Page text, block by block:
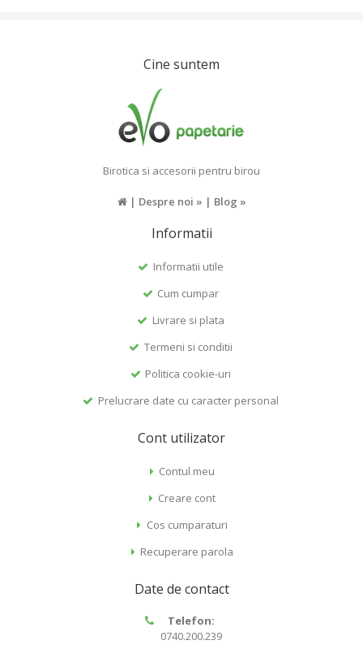
Cine suntem
Birotica si accesorii pentru birou
| Despre noi » | Blog »
Informatii
Informatii utile
Cum cumpar
Livrare si plata
Termeni si conditii
Politica cookie-uri
Prelucrare date cu caracter personal
Cont utilizator
Contul meu
Creare cont
Cos cumparaturi
Recuperare parola
Date de contact
Telefon:
0740.200.239